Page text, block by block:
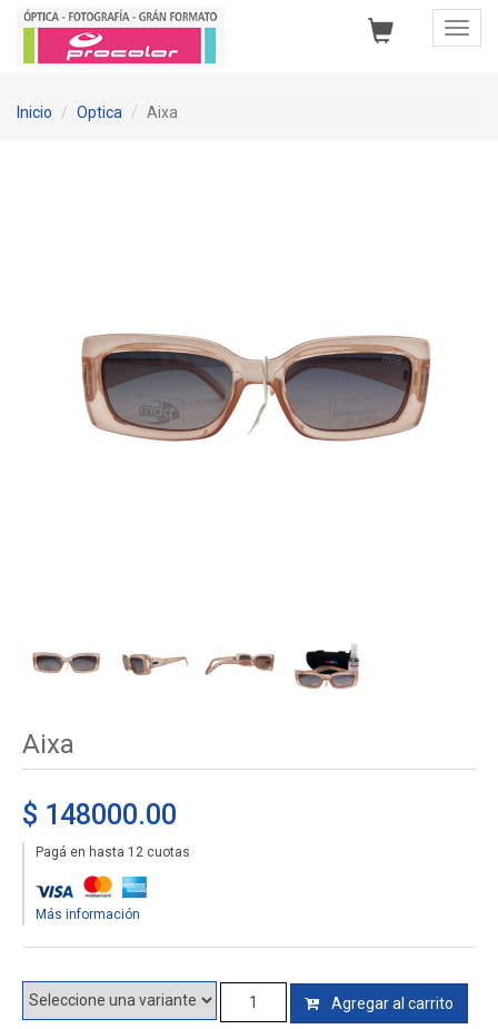
Inicio Optica Aixa
Aixa
$ 148000.00
Pagá en hasta 12 cuotas
Más información
Agregar al carrito